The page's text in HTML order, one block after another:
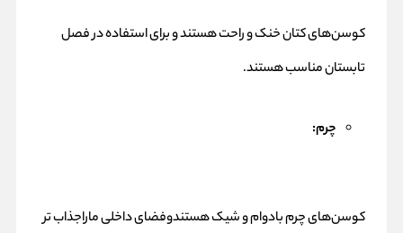
کوسن‌های کتان خنک و راحت هستند و برای استفاده در فصل
تابستان مناسب هستند.
چرم:
کوسن‌های چرم بادوام و شیک هستندوفضای داخلی ماراجذاب تر